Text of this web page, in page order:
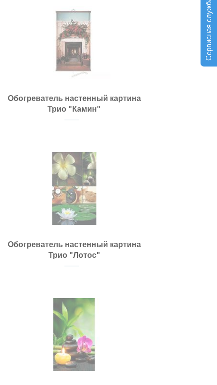
Сервисная служба
Обогреватель настенный картина
Трио "Камин"
Обогреватель настенный картина
Трио "Лотос"